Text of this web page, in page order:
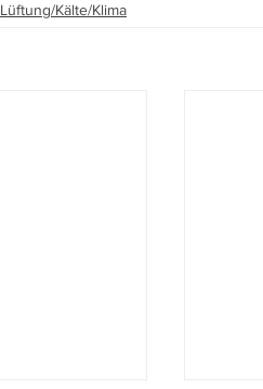
Lüftung/Kälte/Klima